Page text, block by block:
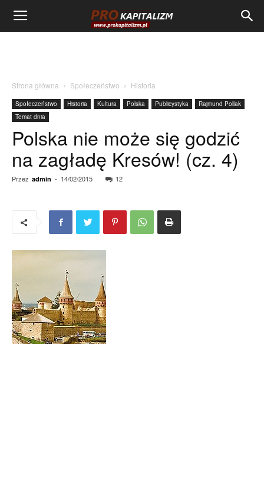
Strona główna Społeczeństwo Historia
Społeczeństwo Historia Kultura Polska Publicystyka
Rajmund Pollak
Temat dnia
Polska nie może się godzić
na zagładę Kresów! (cz. 4)
Przez admin - 14/02/2015 12